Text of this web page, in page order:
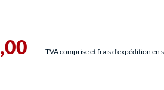
TVA comprise et frais d'expédition en